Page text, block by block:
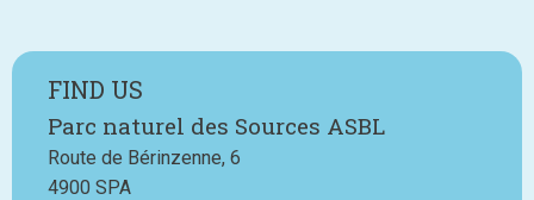
FIND US
Parc naturel des Sources ASBL
Route de Bérinzenne, 6
4900 SPA